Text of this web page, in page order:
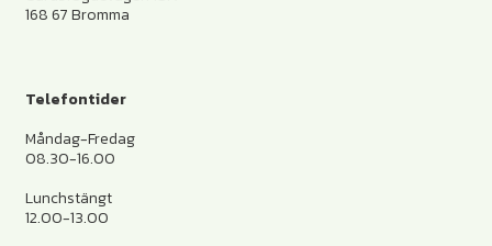
168 67 Bromma
Telefontider
Måndag-Fredag
08.30-16.00
Lunchstängt
12.00-13.00